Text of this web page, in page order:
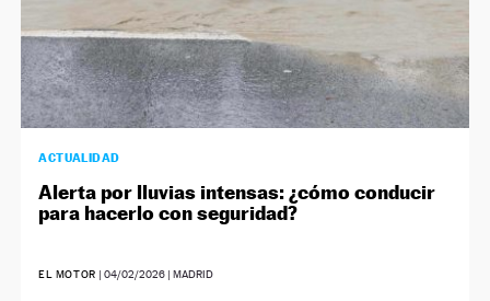
ACTUALIDAD
Alerta por lluvias intensas: ¿cómo conducir
para hacerlo con seguridad?
EL MOTOR | 04/02/2026| MADRID